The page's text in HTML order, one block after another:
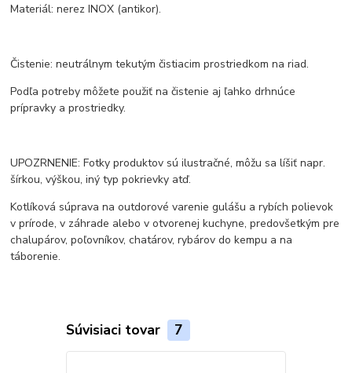
Materiál: nerez INOX (antikor).
Čistenie: neutrálnym tekutým čistiacim prostriedkom na riad.
Podľa potreby môžete použiť na čistenie aj ľahko drhnúce
prípravky a prostriedky.
UPOZRNENIE: Fotky produktov sú ilustračné, môžu sa líšiť napr.
šírkou, výškou, iný typ pokrievky atď.
Kotlíková súprava na outdorové varenie gulášu a rybích polievok
v prírode, v záhrade alebo v otvorenej kuchyne, predovšetkým pre
chalupárov, poľovníkov, chatárov, rybárov do kempu a na
táborenie.
Súvisiaci tovar 7